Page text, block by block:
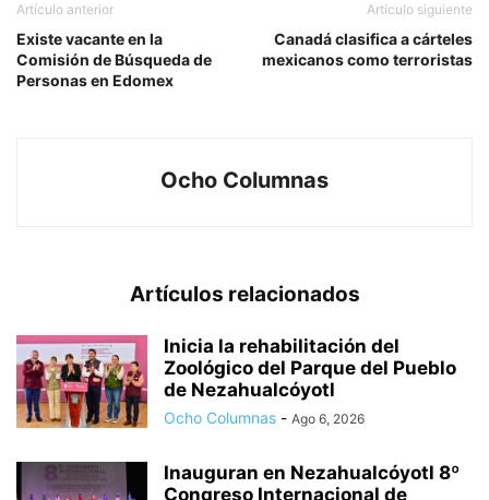
Artículo anterior
Existe vacante en la
Comisión de Búsqueda de
Personas en Edomex
Artículo siguiente
Canadá clasifica a cárteles
mexicanos como terroristas
Ocho Columnas
Artículos relacionados
Inicia la rehabilitación del
Zoológico del Parque del Pueblo
de Nezahualcóyotl
Ocho Columnas - Ago 6, 2026
Inauguran en Nezahualcóyotl 8º
Congreso Internacional de